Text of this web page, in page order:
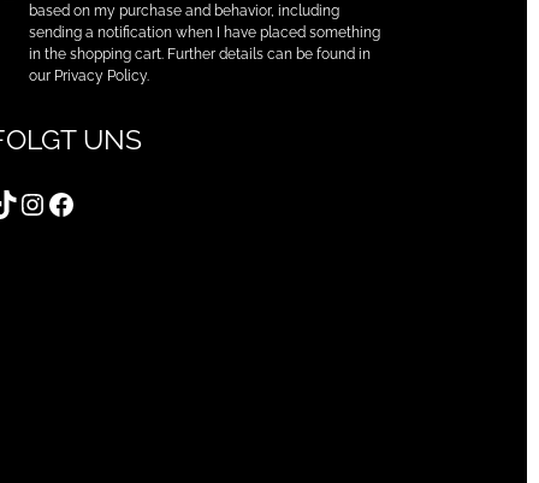
based on my purchase and behavior, including
sending a notification when I have placed something
in the shopping cart. Further details can be found in
our Privacy Policy.
UNS
Instagram
Facebook